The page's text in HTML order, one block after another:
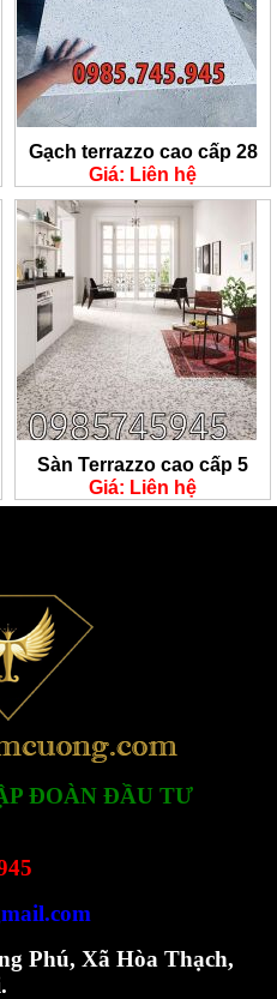
Gạch terrazzo cao cấp 28
Giá: Liên hệ
Sàn Terrazzo cao cấp 5
Giá: Liên hệ
ĐOÀN ĐẦU TƯ
Phú, Xã Hòa Thạch,